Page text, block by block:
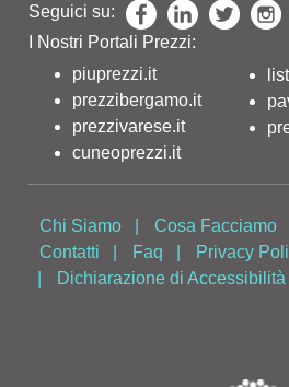
Seguici su:
I Nostri Portali Prezzi:
piuprezzi.it
prezzibergamo.it
prezzivarese.it
cuneoprezzi.it
Chi Siamo Cosa Facciamo
Contatti
Faq Privacy
Dichiarazione di Accessibilità